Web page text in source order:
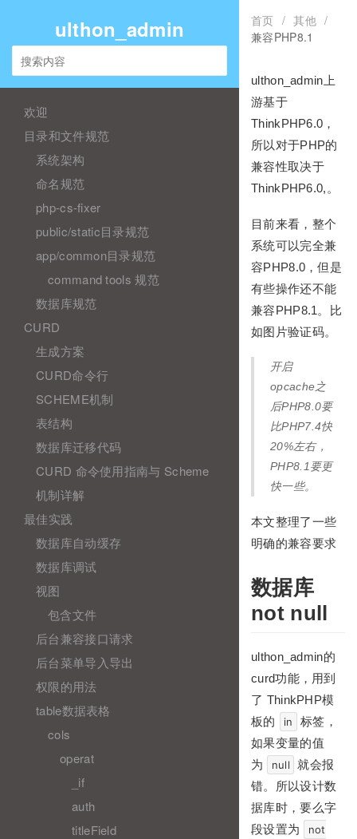
ulthon_admin
欢迎
目录和文件规范
系统架构
命名规范
php-cs-fixer
public/static目录规范
app/common目录规范
command tools 规范
数据库规范
CURD
生成方案
CURD命令行
SCHEME机制
表结构
数据库迁移代码
CURD 命令使用指南与 Scheme
机制详解
最佳实践
数据库自动缓存
数据库调试
视图
包含文件
后台兼容接口请求
后台菜单导入导出
权限的用法
table数据表格
cols
operat
_if
auth
titleField
首页 / 其他 /
兼容PHP8.1
ulthon_admin上
游基于
ThinkPHP6.0，
所以对于PHP的
兼容性取决于
ThinkPHP6.0,。
目前来看，整个
系统可以完全兼
容PHP8.0，但是
有些操作还不能
兼容PHP8.1。比
如图片验证码。
开启
opcache之
后PHP8.0要
比PHP7.4快
20%左右，
PHP8.1要更
快一些。
本文整理了一些
明确的兼容要求
数据库
not null
ulthon_admin的
curd功能，用到
了 ThinkPHP模
板的
in
标签，
如果变量的值
为
null
就会报
错。所以设计数
据库时，要么字
段设置为
not